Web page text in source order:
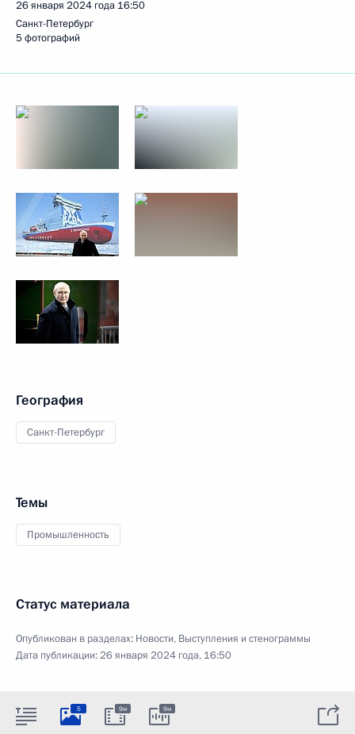
26 января 2024 года 16:50
Санкт-Петербург
5 фотографий
География
Санкт-Петербург
Темы
Промышленность
Статус материала
Опубликован в разделах: Новости, Выступления и стенограммы
Дата публикации:26 января 2024 года, 16:50
5 9м 9м